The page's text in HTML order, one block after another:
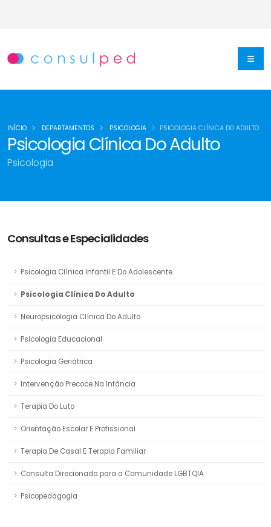
Psicologia Clínica Do Adulto
Psicologia
INÍCIO DEPARTAMENTOS PSICOLOGIA PSICOLOGIA CLÍNICA DO ADULTO
Consultas e Especialidades
Psicologia Clínica Infantil E Do Adolescente
Psicologia Clínica Do Adulto
Neuropsicologia Clínica Do Adulto
Psicologia Educacional
Psicologia Geriátrica
Intervenção Precoce Na Infância
Terapia Do Luto
Orientação Escolar E Profissional
Terapia De Casal E Terapia Familiar
Consulta Direcionada para a Comunidade LGBTQIA
Psicopedagogia